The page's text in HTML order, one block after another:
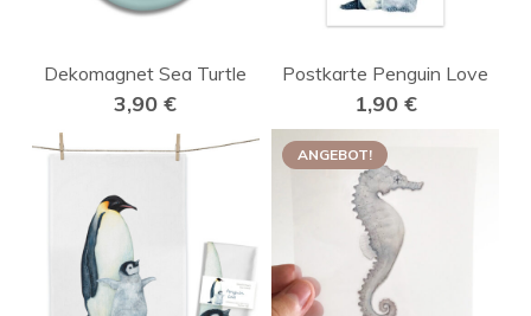
Dekomagnet Sea Turtle
3,90€
Postkarte Penguin Love
1,90 €
ANGEBOT!